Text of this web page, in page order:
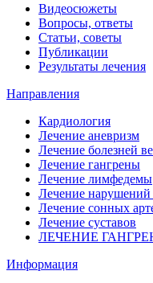
Видеосюжеты
Вопросы, ответы
Статьи, советы
Публикации
Результаты лечения
Направления
Кардиология
Лечение аневризм
Лечение болезней
Лечение гангрены
Лечение лимфедемы
Лечение нарушений
Лечение сонных
Лечение суставов
ЛЕЧЕНИЕ
Информация